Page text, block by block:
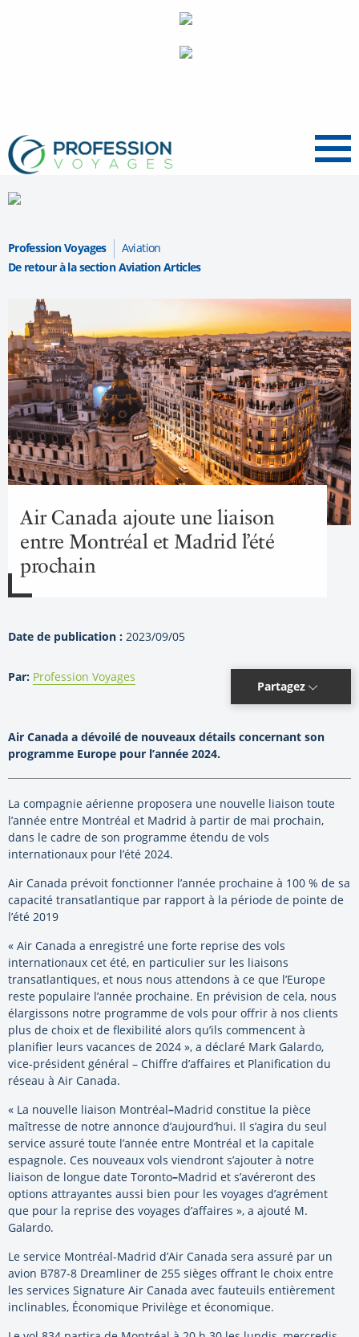
Menu
Profession Voyages
Aviation
De retour à la section Aviation Articles
Air Canada ajoute une liaison
entre Montréal et Madrid l’été
prochain
Date de publication : 2023/09/05
Par: Profession Voyages
Partagez
Air Canada a dévoilé de nouveaux détails concernant son
programme Europe pour l’année 2024.
La compagnie aérienne proposera une nouvelle liaison toute
l’année entre Montréal et Madrid à partir de mai prochain,
dans le cadre de son programme étendu de vols
internationaux pour l’été 2024.
Air Canada prévoit fonctionner l’année prochaine à 100 % de sa
capacité transatlantique par rapport à la période de pointe de
l’été 2019
« Air Canada a enregistré une forte reprise des vols
internationaux cet été, en particulier sur les liaisons
transatlantiques, et nous nous attendons à ce que l’Europe
reste populaire l’année prochaine. En prévision de cela, nous
élargissons notre programme de vols pour offrir à nos clients
plus de choix et de flexibilité alors qu’ils commencent à
planifier leurs vacances de 2024 », a déclaré Mark Galardo,
vice-président général – Chiffre d’affaires et Planification du
réseau à Air Canada.
« La nouvelle liaison Montréal–Madrid constitue la pièce
maîtresse de notre annonce d’aujourd’hui. Il s’agira du seul
service assuré toute l’année entre Montréal et la capitale
espagnole. Ces nouveaux vols viendront s’ajouter à notre
liaison de longue date Toronto–Madrid et s’avéreront des
options attrayantes aussi bien pour les voyages d’agrément
que pour la reprise des voyages d’affaires », a ajouté M.
Galardo.
Le service Montréal-Madrid d’Air Canada sera assuré par un
avion B787-8 Dreamliner de 255 sièges offrant le choix entre
les services Signature Air Canada avec fauteuils entièrement
inclinables, Économique Privilège et économique.